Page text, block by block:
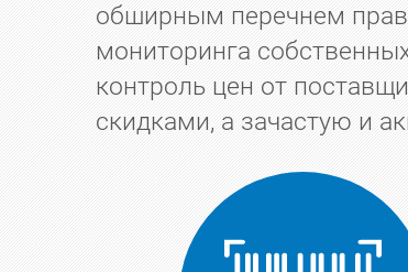
обширным перечнем
мониторинга
контроль цен от
скидками, а зачастую и